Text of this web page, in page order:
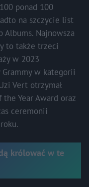
ponad 100
na szczycie list
Albums. Najnowsza
to także trzeci
w 2023
w kategorii
Vert otrzymał
Year Award oraz
ceremonii
królować w te